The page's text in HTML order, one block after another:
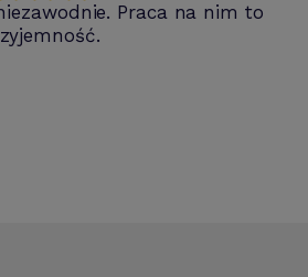
Praca na nim to